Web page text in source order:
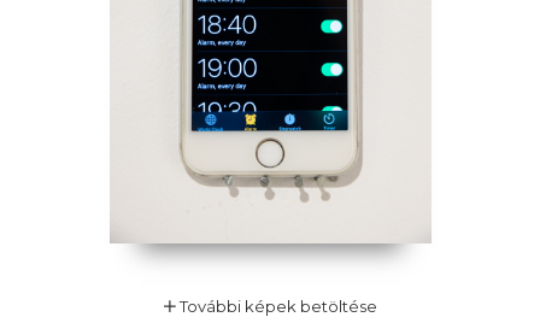
További képek betöltése